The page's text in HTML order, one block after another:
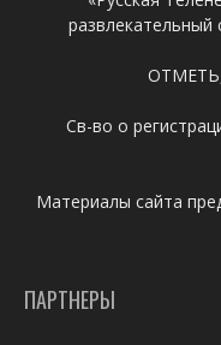
развлекательный
Св-во о
Материалы сайта
ПАРТНЕРЫ